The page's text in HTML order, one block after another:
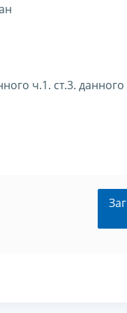
ч.1. ст.3.